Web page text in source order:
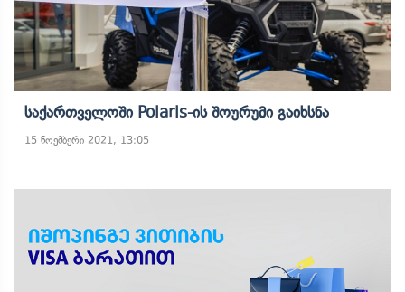
Საქართველოში Polaris-Ის Შოურუმი Გაიხსნა
15 ნოემბერი 2021, 13:05